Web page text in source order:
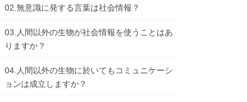
02.無意識に発する言葉は社会情報？
03.人間以外の生物が社会情報を使うことはあ
りますか？
04.人間以外の生物に於いてもコミュニケーシ
ョンは成立しますか？